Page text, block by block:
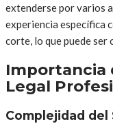
extenderse por varios
experiencia específica
corte, lo que puede ser
Importancia
Legal
Complejidad del